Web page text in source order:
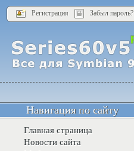
Регистрация Забыл пароль?
Навигация по сайту
Главная страница
Новости сайта